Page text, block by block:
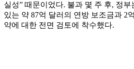
실성” 때문이었다. 불과 몇 주 후, 정
있는 약 87억 달러의 연방 보조금과 2
약에 대한 전면 검토에 착수했다.